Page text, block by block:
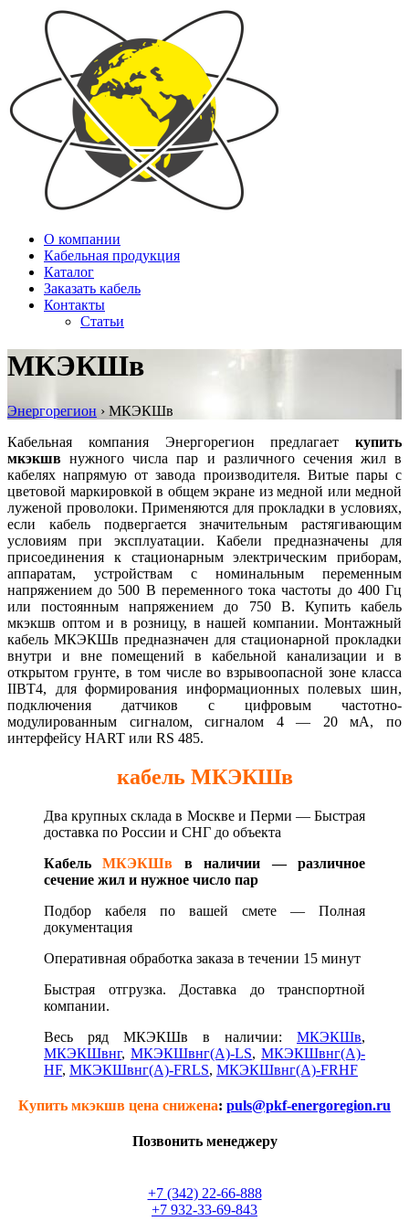
О компании
Кабельная продукция
Каталог
Заказать кабель
Контакты
Статьи
МКЭКШв
Энергорегион › МКЭКШв
Кабельная компания Энергорегион предлагает купить
мкэкшв нужного числа пар и различного сечения жил в
кабелях напрямую от завода производителя. Витые пары с
цветовой маркировкой в общем экране из медной или медной
луженой проволоки. Применяются для прокладки в условиях,
если кабель подвергается значительным растягивающим
условиям при эксплуатации. Кабели предназначены для
присоединения к стационарным электрическим приборам,
аппаратам, устройствам с номинальным переменным
напряжением до 500 В переменного тока частоты до 400 Гц
или постоянным напряжением до 750 В. Купить кабель
мкэкшв оптом и в розницу, в нашей компании. Монтажный
кабель МКЭКШв предназначен для стационарной прокладки
внутри и вне помещений в кабельной канализации и в
открытом грунте, в том числе во взрывоопасной зоне класса
IIВТ4, для формирования информационных полевых шин,
подключения датчиков с цифровым частотно-
модулированным сигналом, сигналом 4 — 20 мА, по
интерфейсу HART или RS 485.
кабель МКЭКШв
Два крупных склада в Москве и Перми — Быстрая
доставка по России и СНГ до объекта
КабельМКЭКШв в наличии — различное
сечение жил и нужное число пар
Подбор кабеля по вашей смете — Полная
документация
Оперативная обработка заказа в течении 15 минут
Быстрая отгрузка. Доставка до транспортной
компании.
Весь ряд МКЭКШв в наличии: МКЭКШв,
МКЭКШвнг, МКЭКШвнг(А)-LS, МКЭКШвнг(A)-
HF, МКЭКШвнг(А)-FRLS, МКЭКШвнг(A)-FRHF
Купить мкэкшв цена снижена: puls@pkf-energoregion.ru
Позвонить менеджеру
+7 (342) 22-66-888
+7 932-33-69-843